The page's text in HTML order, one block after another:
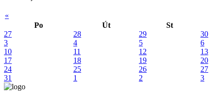
«
Po
Út
St
27
28 29
30
3
4 5
6
10
11 12
13
17
18 19
20
24
25 26
27
31
1 2 3